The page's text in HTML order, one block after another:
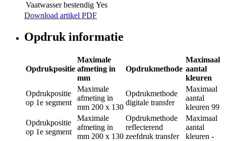
Vaatwasser bestendig Yes
Download artikel PDF
Opdruk informatie
Opdrukpositie
Maximale
afmeting in
mm
Opdrukmethode
Maximaal
aantal
kleuren
Opdrukpositie
op 1e segment
Maximale
afmeting in
mm 200 x 130
Opdrukmethode
digitale transfer
Maximaal
aantal
kleuren 99
Opdrukpositie
op 1e segment
Maximale
afmeting in
mm 200 x 130
Opdrukmethode
reflecterend
zeefdruk transfer
Maximaal
aantal
kleuren -